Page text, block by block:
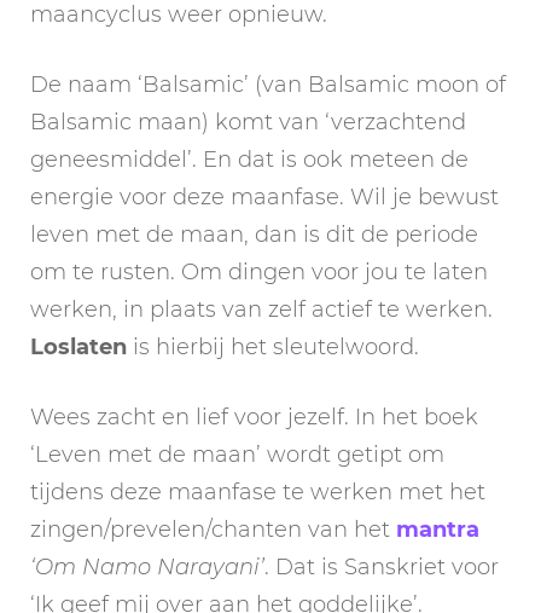
maancyclus weer opnieuw.
De naam ‘Balsamic’ (van Balsamic moon of
Balsamic maan) komt van ‘verzachtend
geneesmiddel’. En dat is ook meteen de
energie voor deze maanfase. Wil je bewust
leven met de maan, dan is dit de periode
om te rusten. Om dingen voor jou te laten
werken, in plaats van zelf actief te werken.
Loslaten is hierbij het sleutelwoord.
Wees zacht en lief voor jezelf. In het boek
‘Leven met de maan’ wordt getipt om
tijdens deze maanfase te werken met het
zingen/prevelen/chanten van het mantra
‘Om Namo Narayani’. Dat is Sanskriet voor
‘Ik geef mij over aan het goddelijke’.